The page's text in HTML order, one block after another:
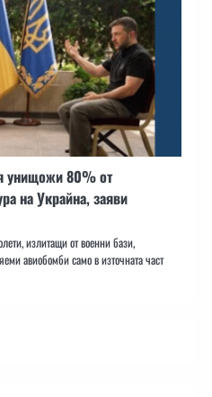
унищожи 80% от
на Украйна, заяви
излитащи от военни бази,
авиобомби само в източната част